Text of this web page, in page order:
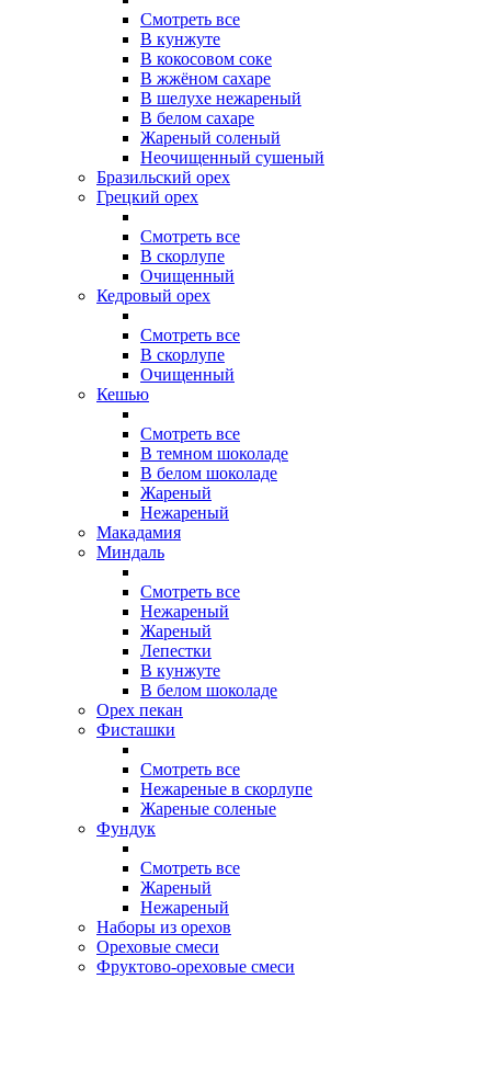
Смотреть все
В кунжуте
В кокосовом соке
В жжёном сахаре
В шелухе нежареный
В белом сахаре
Жареный соленый
Неочищенный сушеный
Бразильский орех
Грецкий орех
Смотреть все
В скорлупе
Очищенный
Кедровый орех
Смотреть все
В скорлупе
Очищенный
Кешью
Смотреть все
В темном шоколаде
В белом шоколаде
Жареный
Нежареный
Макадамия
Миндаль
Смотреть все
Нежареный
Жареный
Лепестки
В кунжуте
В белом шоколаде
Орех пекан
Фисташки
Смотреть все
Нежареные в скорлупе
Жареные соленые
Фундук
Смотреть все
Жареный
Нежареный
Наборы из орехов
Ореховые смеси
Фруктово-ореховые смеси